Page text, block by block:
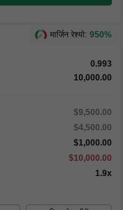
0.993
10,000.00
$9,500.00
$4,500.00
$1,000.00
$10,000.00
1.9x
मार्जिन रेश्यो: 950%